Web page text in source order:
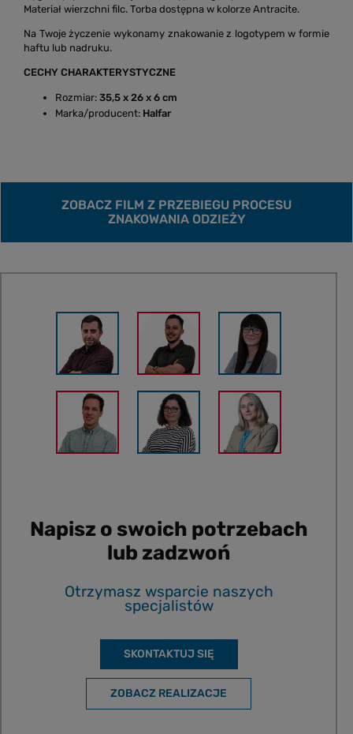
Materiał wierzchni filc. Torba dostępna w kolorze Antracite.
Na Twoje życzenie wykonamy znakowanie z logotypem w formie
haftu lub nadruku.
CECHY CHARAKTERYSTYCZNE
Rozmiar: 35,5 x 26 x 6 cm
Marka/producent: Halfar
ZOBACZ FILM Z PRZEBIEGU PROCESU
ZNAKOWANIA ODZIEŻY
Napisz o swoich potrzebach
lub zadzwoń
Otrzymasz wsparcie naszych
specjalistów
SKONTAKTUJ SIĘ
ZOBACZ REALIZACJE